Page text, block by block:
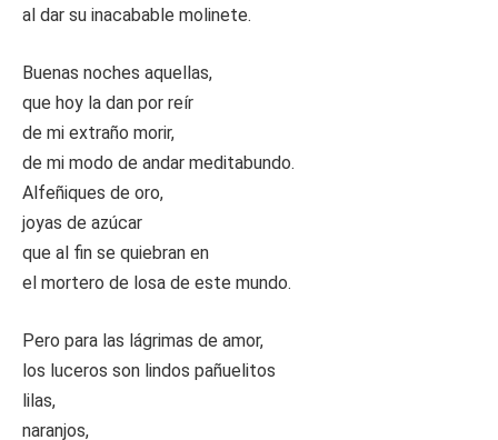
al dar su inacabable molinete.
Buenas noches aquellas,
que hoy la dan por reír
de mi extraño morir,
de mi modo de andar meditabundo.
Alfeñiques de oro,
joyas de azúcar
que al fin se quiebran en
el mortero de losa de este mundo.
Pero para las lágrimas de amor,
los luceros son lindos pañuelitos
lilas,
naranjos,